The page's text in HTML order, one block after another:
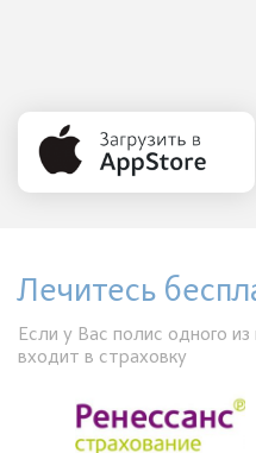
Лечитесь
Если у Вас полис одного
входит в страховку